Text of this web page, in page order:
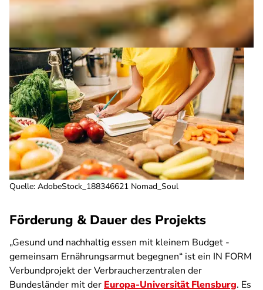
Quelle: AdobeStock_188346621 Nomad_Soul
Förderung & Dauer des Projekts
„Gesund und nachhaltig essen mit kleinem Budget -
gemeinsam Ernährungsarmut begegnen“ ist ein IN FORM
Verbundprojekt der Verbraucherzentralen der
Bundesländer mit der Europa-Universität Flensburg. Es